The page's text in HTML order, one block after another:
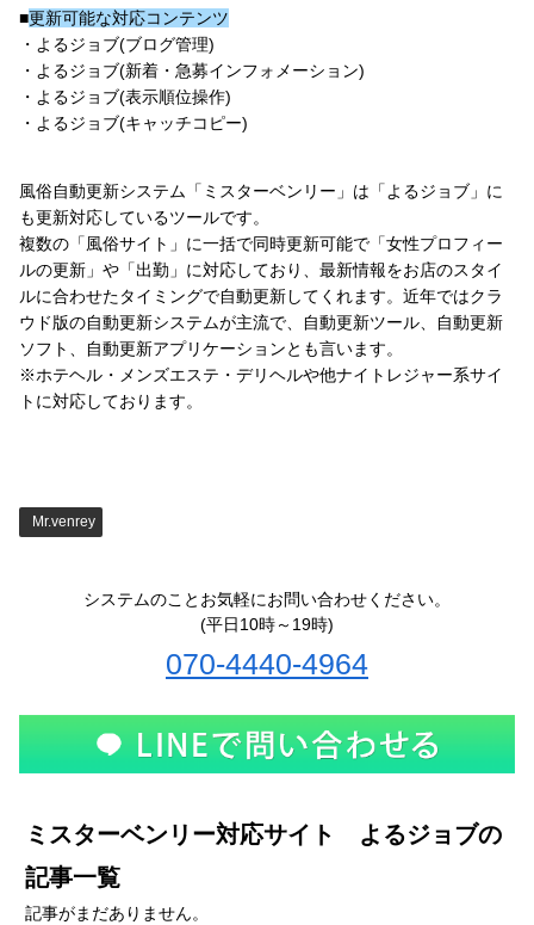
■更新可能な対応コンテンツ
・よるジョブ(ブログ管理)
・よるジョブ(新着・急募インフォメーション)
・よるジョブ(表示順位操作)
・よるジョブ(キャッチコピー)
風俗自動更新システム「ミスターベンリー」は「よるジョブ」に
も更新対応しているツールです。
複数の「風俗サイト」に一括で同時更新可能で「女性プロフィー
ルの更新」や「出勤」に対応しており、最新情報をお店のスタイ
ルに合わせたタイミングで自動更新してくれます。近年ではクラ
ウド版の自動更新システムが主流で、自動更新ツール、自動更新
ソフト、自動更新アプリケーションとも言います。
※ホテヘル・メンズエステ・デリヘルや他ナイトレジャー系サイ
トに対応しております。
Mr.venrey
システムのことお気軽にお問い合わせください。
(平日10時～19時)
070-4440-4964
ミスターベンリー対応サイト よるジョブの
記事一覧
記事がまだありません。